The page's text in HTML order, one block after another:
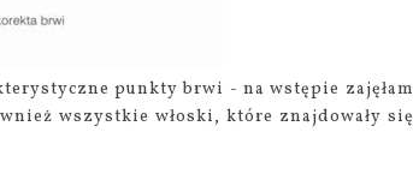
punkty brwi - na wstępie zajęłam
wszystkie włoski, które znajdowały się